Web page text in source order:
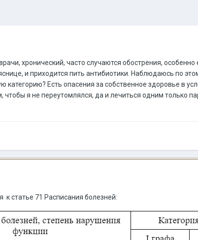
хронический, часто случаются обострения,
и приходится пить антибиотики. Наблюдаюсь по
категорию? Есть опасения за собственное здоровье в
чтобы я не переутомлялся, да и лечиться одним только
к статье 71 Расписания болезней: